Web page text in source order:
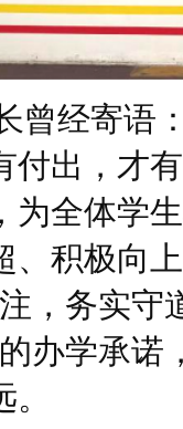
曾经寄语
付出，才
为全体学
、积极向
，务实守
办学承诺